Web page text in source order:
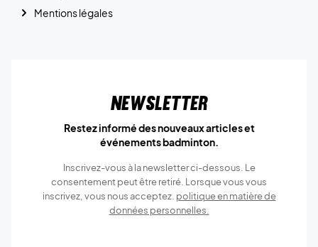
Mentions légales
Newsletter
Restez informé des nouveaux articles et
événements badminton.
Inscrivez-vous à la newsletter ci-dessous. Le
consentement peut être retiré. Lorsque vous vous
inscrivez, vous nous acceptez. politique en matière de
données personnelles.